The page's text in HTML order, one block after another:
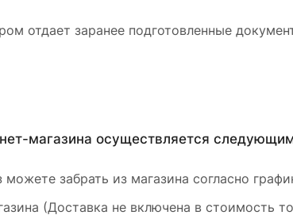
отдает заранее подготовленные
магазина осуществляется
забрать из магазина согласно
(Доставка не включена в стоимость